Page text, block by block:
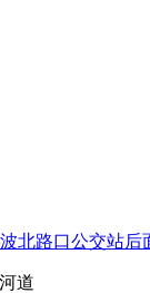
北路口公交站后
道